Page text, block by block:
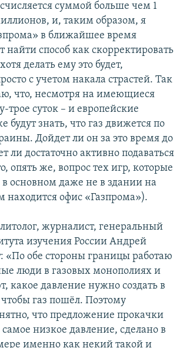
суммой больше чем 1
и, таким образом, я
в ближайшее время
найти способ как скорректировать
делать ему это будет,
с учетом накала страстей. Так
что, несмотря на имеющиеся
трое суток – и европейские
будут знать, что газ движется по
Дойдет ли он за это время до
ли достаточно активно подаваться
опять же, вопрос тех игр, которые
основном даже не в здании на
находится офис «Газпрома»).
журналист, генеральный
изучения России Андрей
«По обе стороны границы работаю
люди в газовых монополиях и
какое давление нужно создать в
чтобы газ пошёл. Поэтому
что предложение прокачки
низкое давление, сделано в
именно как некий такой и